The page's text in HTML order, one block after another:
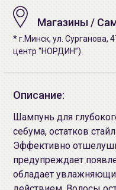
Магазины /
* г.Минск, ул. Сурганова,
центр “НОРДИН”).
Описание:
Шампунь для
себума, остатков
Эффективно
предупреждает
обладает